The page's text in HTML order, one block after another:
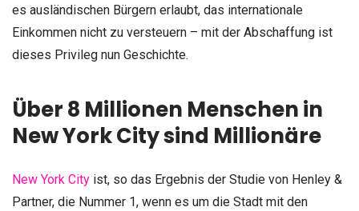
es ausländischen Bürgern erlaubt, das internationale
Einkommen nicht zu versteuern – mit der Abschaffung ist
dieses Privileg nun Geschichte.
Über 8 Millionen Menschen in
New York City sind Millionäre
New York City ist, so das Ergebnis der Studie von Henley &
Partner, die Nummer 1, wenn es um die Stadt mit den